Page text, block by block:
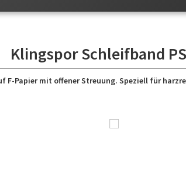
Klingspor Schleifband
Papier mit offener Streuung. Speziell für